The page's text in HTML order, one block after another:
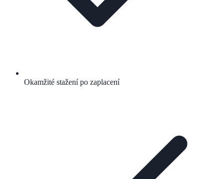
Okamžité stažení po zaplacení